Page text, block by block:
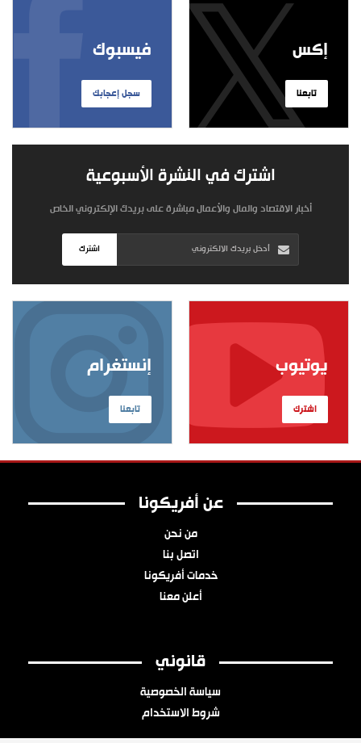
فيسبوك
سجل إعجابك
إكس
تابعنا
اشترك في النشرة الأسبوعية
أخبار الاقتصاد والمال والأعمال مباشرة على بريدك الإلكتروني الخاص
اشترك
إنستغرام
تابعنا
يوتيوب
اشترك
عن أفريكونا
من نحن
اتصل بنا
خدمات أفريكونا
أعلن معنا
قانوني
سياسة الخصوصية
شروط الاستخدام